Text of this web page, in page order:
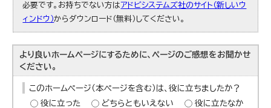
必要です。お持ちでない方はアドビシステムズ社のサイト（新しいウ
ィンドウ）からダウンロード（無料）してください。
より良いホームページにするために、ページのご感想をお聞かせ
ください。
このホームページ（本ページを含む）は、役に立ちましたか？
役に立った
どちらともいえない
役に立たなか